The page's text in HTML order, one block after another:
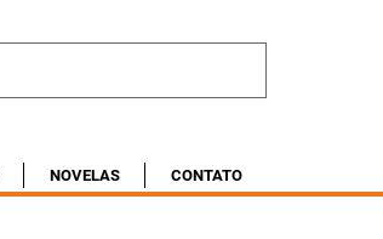
NOVELAS CONTATO